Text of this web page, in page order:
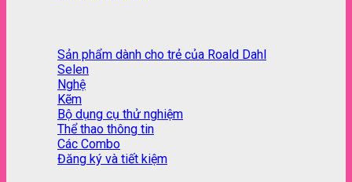
Sản phẩm dành cho trẻ của Roald Dahl
Selen
Nghệ
Kẽm
Bộ dụng cụ thử nghiệm
Thể thao thông tin
Các Combo
Đăng ký và tiết kiệm